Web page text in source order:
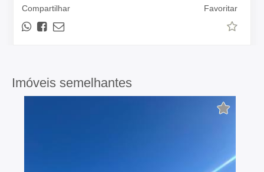
Compartilhar Favoritar
Imóveis semelhantes